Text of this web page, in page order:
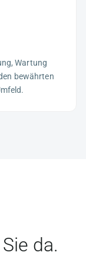
Wartung
bewährten
da.